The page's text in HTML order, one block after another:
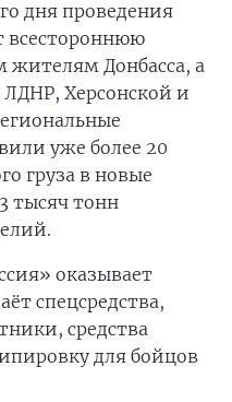
дня проведения
всестороннюю
Донбасса, а
ЛДНР, Херсонской и
уже более 20
груза в новые
тысяч тонн
оказывает
спецсредства,
средства
для бойцов